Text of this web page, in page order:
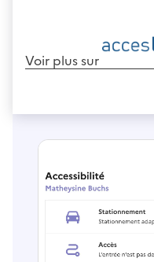
Voir plus sur